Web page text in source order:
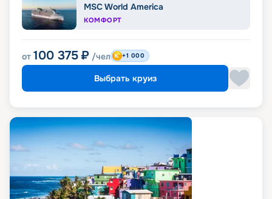
MSC World America
КОМФОРТ
от 100 375 ₽ /чел +1 000
Выбрать круиз